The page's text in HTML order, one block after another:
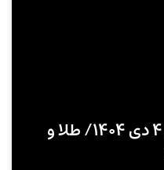
قیمت طلا و سکه امروز ۴ دی ۱۴۰۴/ طلا و